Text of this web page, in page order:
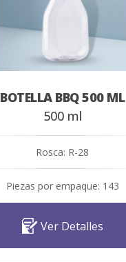
BOTELLA BBQ 500 ML
500 ml
Rosca: R-28
Piezas por empaque: 143
Ver Detalles